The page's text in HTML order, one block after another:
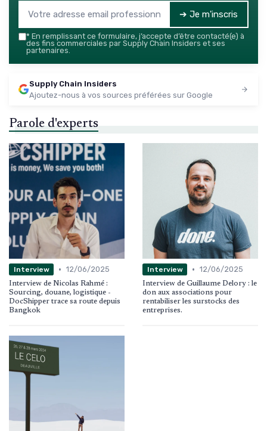
➔ Je m'inscris
* En remplissant ce formulaire, j’accepte d’être contacté(e) à
des fins commerciales par Supply Chain Insiders et ses
partenaires.
Supply Chain Insiders
Ajoutez-nous à vos sources préférées sur Google
Parole d'experts
Interview • 12/06/2025
Interview de Nicolas Rahmé :
Sourcing, douane, logistique -
DocShipper trace sa route depuis
Bangkok
Interview • 12/06/2025
Interview de Guillaume Delory : le
don aux associations pour
rentabiliser les surstocks des
entreprises.